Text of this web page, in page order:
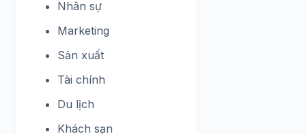
Nhân sự
Marketing
Sản xuất
Tài chính
Du lịch
Khách sạn